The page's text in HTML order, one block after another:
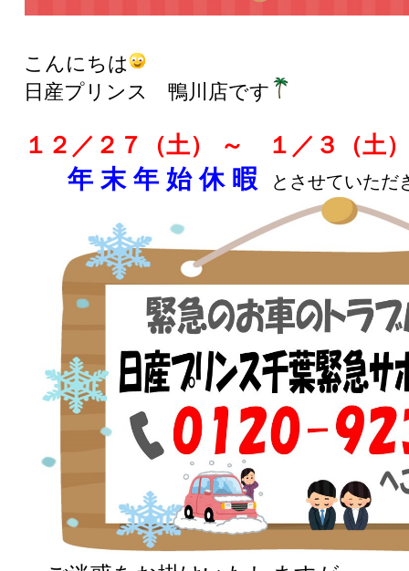
こんにちは
日産プリンス 鴨川店です
１２／２７（土） ～ １／３（土
年 末 年 始 休 暇 とさせていただ